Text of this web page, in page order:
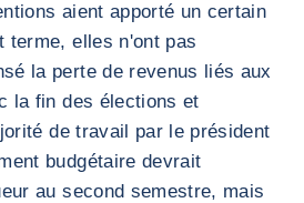
aient apporté un certain
terme, elles n'ont pas
la perte de revenus liés aux
la fin des élections et
de travail par le président
budgétaire devrait
au second semestre, mais